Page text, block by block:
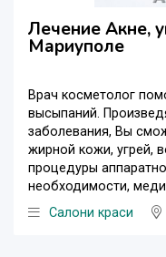
Лечение Акне,
Мариуполе
Врач косметолог
высыпаний.
заболевания, Вы
жирной кожи, угрей,
процедуры
необходимости,
Салони краси